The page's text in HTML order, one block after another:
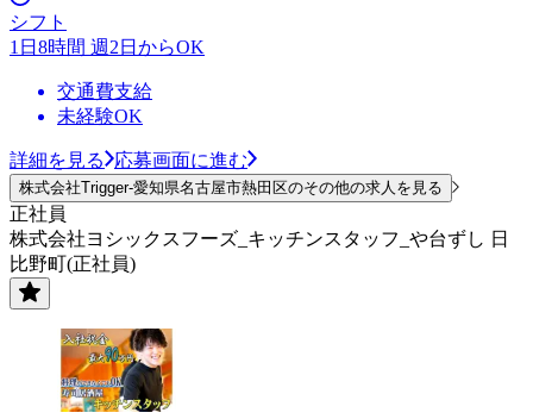
シフト
1日8時間 週2日からOK
交通費支給
未経験OK
詳細を見る 応募画面に進む
株式会社Trigger-愛知県名古屋市熱田区のその他の求人を見る
正社員
株式会社ヨシックスフーズ_キッチンスタッフ_や台ずし 日
比野町(正社員)